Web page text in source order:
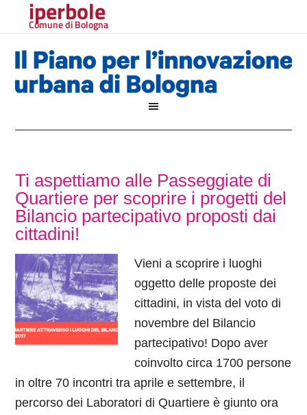
iperbole
Comune di Bologna
Ti aspettiamo alle Passeggiate di
Quartiere per scoprire i progetti del
Bilancio partecipativo proposti dai
cittadini!
Vieni a scoprire i luoghi
oggetto delle proposte dei
cittadini, in vista del voto di
novembre del Bilancio
partecipativo! Dopo aver
coinvolto circa 1700 persone
in oltre 70 incontri tra aprile e settembre, il
percorso dei Laboratori di Quartiere è giunto ora